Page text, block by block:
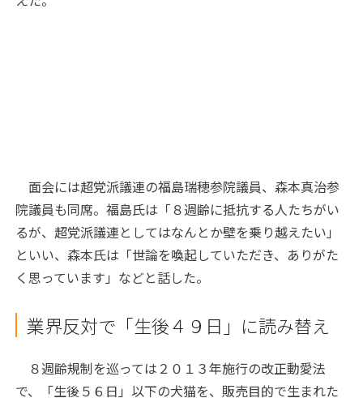
面会には超党派議連の福島瑞穂参院議員、森本真治参
院議員も同席。福島氏は「８週齢に抵抗する人たちがい
るが、超党派議連としてはなんとか壁を乗り越えたい」
といい、森本氏は「世論を喚起していただき、ありがた
く思っています」などと話した。
業界反対で「生後４９日」に読み替え
８週齢規制を巡っては２０１３年施行の改正動愛法
で、「生後５６日」以下の犬猫を、販売目的で生まれた